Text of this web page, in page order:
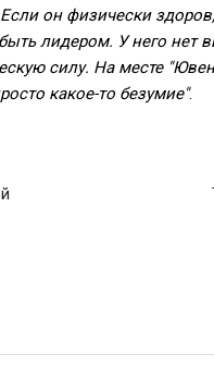
он физически
лидером. У него нет
силу. На месте
какое-то безумие".